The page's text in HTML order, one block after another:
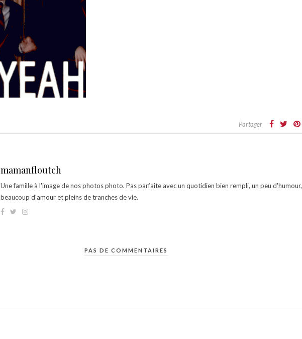
Partager
mamanfloutch
Une famille à l'image de nos photos photo. Pas parfaite avec un quotidien bien rempli, un peu d'humour,
beaucoup d'amour et pleins de tranches de vie.
PAS DE COMMENTAIRES